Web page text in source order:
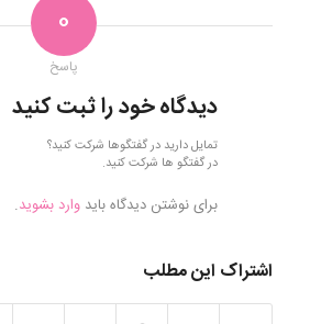
0
پاسخ
دیدگاه خود را ثبت کنید
تمایل دارید در گفتگوها شرکت کنید؟
در گفتگو ها شرکت کنید.
برای نوشتن دیدگاه باید وارد بشوید.
اشتراک این مطلب